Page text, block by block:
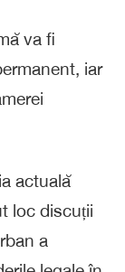
va fi
iar
actuală
loc discuții
a